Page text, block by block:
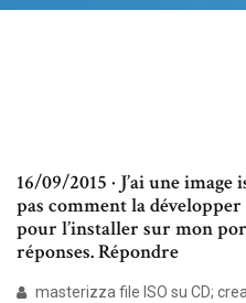
16/09/2015 · J’ai une
pas comment la
pour l’installer sur mon
réponses. Répondre
masterizza file ISO su CD;